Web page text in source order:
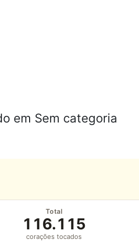
em Sem categoria
Total
116.115
corações tocados